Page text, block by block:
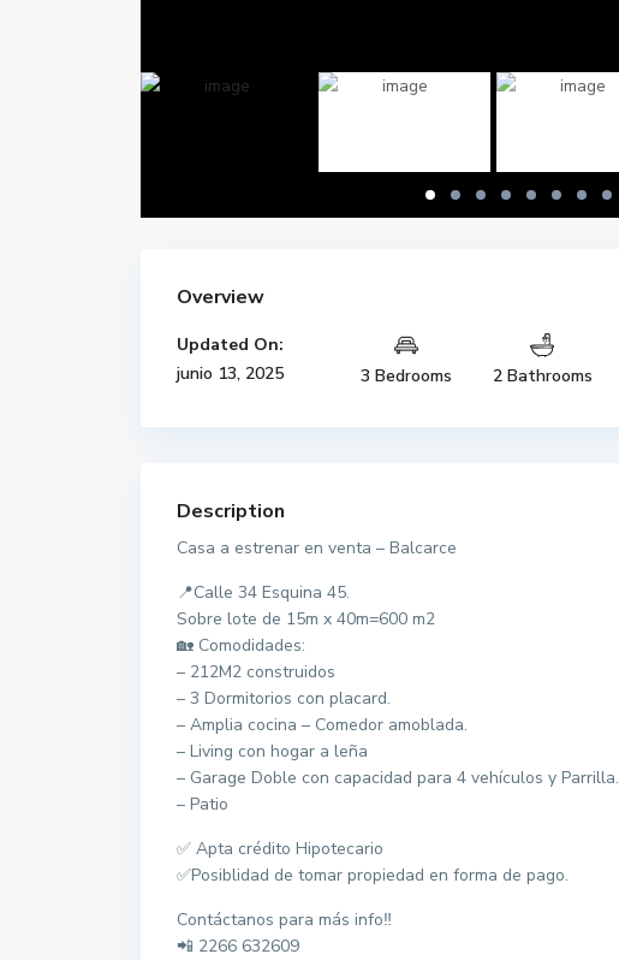
Overview
Updated On:
junio 13, 2025
3 Bedrooms 2 Bathrooms
Description
Casa a estrenar en venta – Balcarce
📍Calle 34 Esquina 45.
Sobre lote de 15m x 40m=600 m2
🏡 Comodidades:
– 212M2 construidos
– 3 Dormitorios con placard.
– Amplia cocina – Comedor amoblada.
– Living con hogar a leña
– Garage Doble con capacidad para 4 vehículos y Parrilla.
– Patio
✅ Apta crédito Hipotecario
✅Posiblidad de tomar propiedad en forma de pago.
Contáctanos para más info‼️
📲 2266 632609